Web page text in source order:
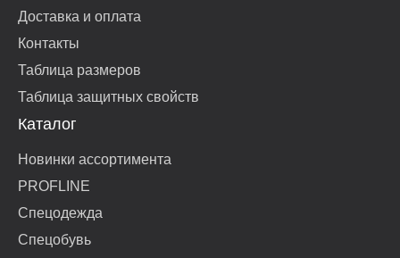
Доставка и оплата
Контакты
Таблица размеров
Таблица защитных свойств
Каталог
Новинки ассортимента
PROFLINE
Спецодежда
Спецобувь